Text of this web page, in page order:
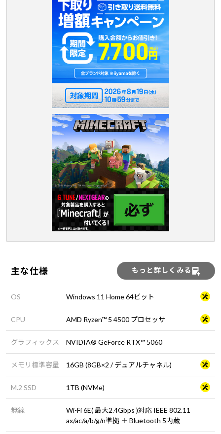
主な仕様 もっと詳しくみる
OS Windows 11 Home 64ビット
CPU AMD Ryzen™ 5 4500 プロセッサ
グラフィックス NVIDIA® GeForce RTX™ 5060
メモリ標準容量 16GB (8GB×2 / デュアルチャネル)
M.2 SSD 1TB (NVMe)
無線
Wi-Fi 6E( 最大2.4Gbps )対応 IEEE 802.11
ax/ac/a/b/g/n準拠 ＋ Bluetooth 5内蔵